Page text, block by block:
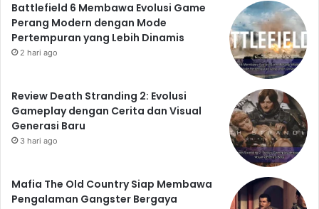
Battlefield 6 Membawa Evolusi Game
Perang Modern dengan Mode
Pertempuran yang Lebih Dinamis
2 hari ago
Review Death Stranding 2: Evolusi
Gameplay dengan Cerita dan Visual
Generasi Baru
3 hari ago
Mafia The Old Country Siap Membawa
Pengalaman Gangster Bergaya